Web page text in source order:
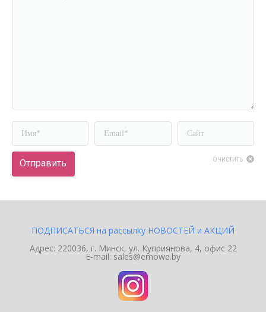
Имя * Email * Сайт
очистить
Отправить
ПОДПИСАТЬСЯ на рассылку НОВОСТЕЙ и АКЦИЙ
Адрес: 220036, г. Минск, ул. Куприянова, 4, офис 22
E-mail: sales@emowe.by